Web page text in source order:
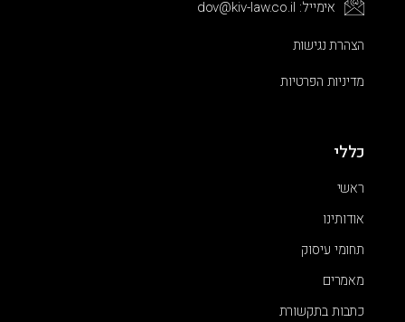
אימייל: dov@kiv-law.co.il
הצהרת נגישות
מדיניות הפרטיות
כללי
ראשי
אודותינו
תחומי עיסוק
מאמרים
כתבות בתקשורת